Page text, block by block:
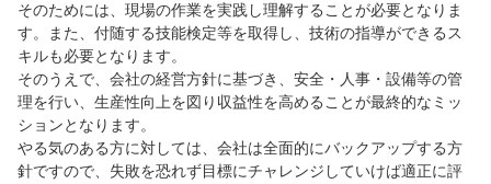
そのためには、現場の作業を実践し理解することが必要となりま
す。また、付随する技能検定等を取得し、技術の指導ができるス
キルも必要となります。
そのうえで、会社の経営方針に基づき、安全・人事・設備等の管
理を行い、生産性向上を図り収益性を高めることが最終的なミッ
ションとなります。
やる気のある方に対しては、会社は全面的にバックアップする方
針ですので、失敗を恐れず目標にチャレンジしていけば適正に評